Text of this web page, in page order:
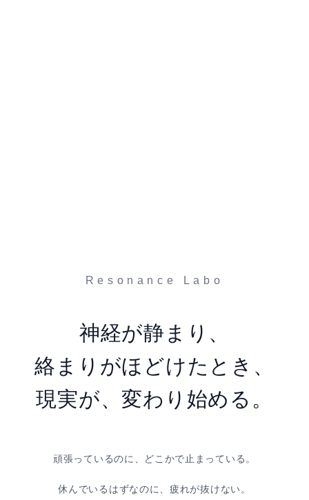
Resonance Labo
神経が静まり、
絡まりがほどけたとき、
現実が、変わり始める。
頑張っているのに、どこかで止まっている。
休んでいるはずなのに、疲れが抜けない。